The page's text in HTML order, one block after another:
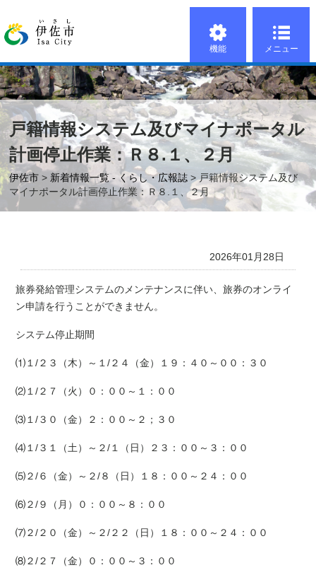
機能 メニュー
戸籍情報システム及びマイナポータル
計画停止作業：Ｒ８.１、２月
伊佐市 > 新着情報一覧 - くらし・広報誌 > 戸籍情報システム及び
マイナポータル計画停止作業：Ｒ８.１、２月
2026年01月28日
旅券発給管理システムのメンテナンスに伴い、旅券のオンライ
ン申請を行うことができません。
システム停止期間
⑴１/２３（木）～１/２４（金）１９：４０～００：３０
⑵１/２７（火）０：００～１：００
⑶１/３０（金）２：００～２；３０
⑷１/３１（土）～２/１（日）２３：００～３：００
⑸２/６（金）～２/８（日）１８：００～２４：００
⑹２/９（月）０：００～８：００
⑺２/２０（金）～２/２２（日）１８：００～２４：００
⑻２/２７（金）０：００～３：００